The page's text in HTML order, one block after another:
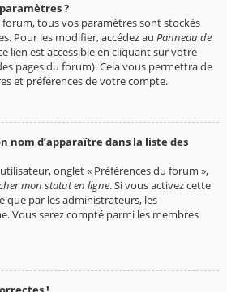
?
forum, tous vos paramètres sont stockés
Pour les modifier, accédez au Panneau de
lien est accessible en cliquant sur votre
pages du forum). Cela vous permettra de
et préférences de votre compte.
nom d’apparaître dans la liste des
onglet « Préférences du forum »,
mon statut en ligne. Si vous activez cette
que par les administrateurs, les
Vous serez compté parmi les membres